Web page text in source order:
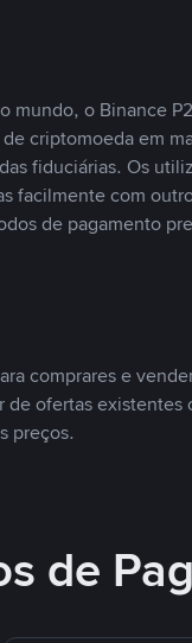
mundo, o Binance
criptomoeda em
fiduciárias. Os
facilmente com
de pagamento
comprares e
ofertas existentes
preços.
de